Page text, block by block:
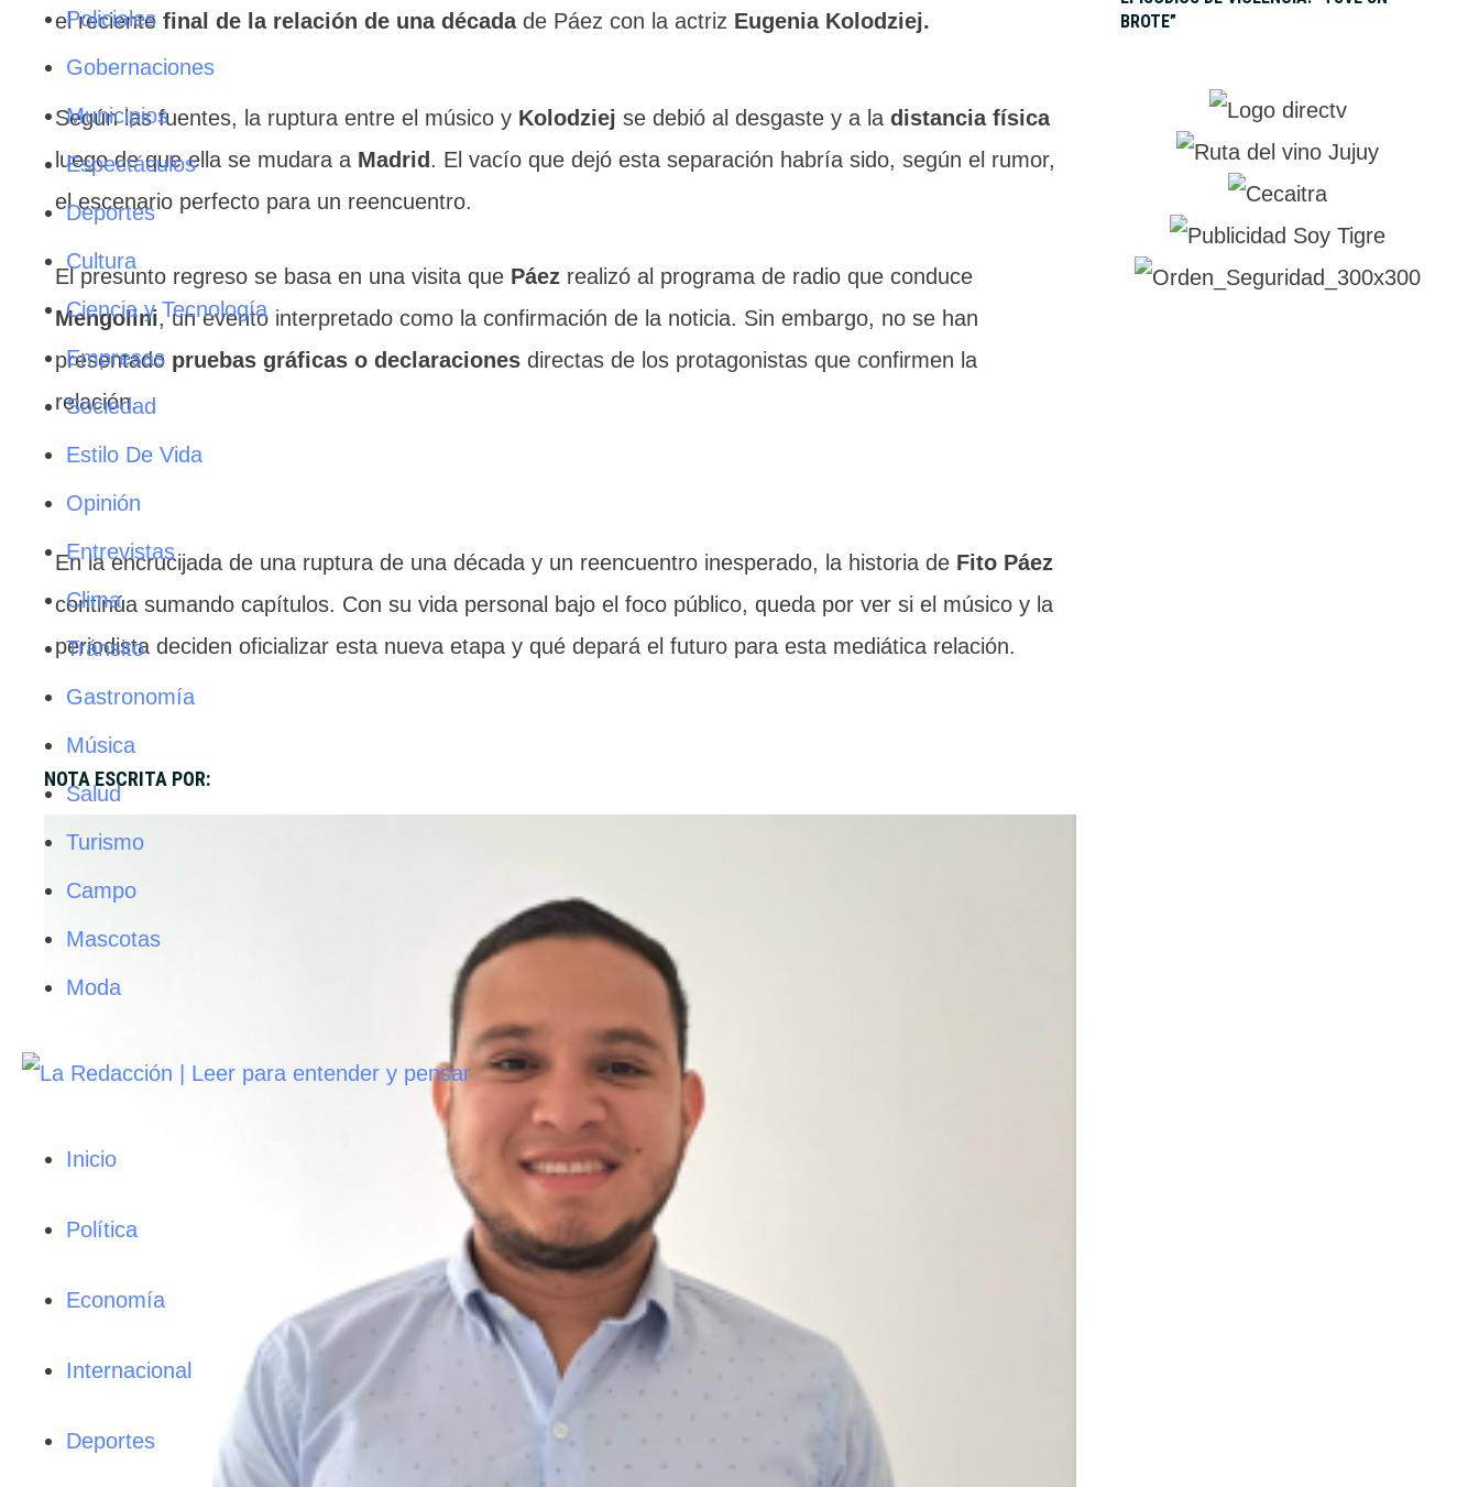
Policiales
Gobernaciones
Municipios
Espectáculos
Deportes
Cultura
Ciencia y Tecnología
Empresas
Sociedad
Estilo De Vida
Opinión
Entrevistas
Clima
Tránsito
Gastronomía
Música
Salud
Turismo
Campo
Mascotas
Moda
Inicio
Política
Economía
Internacional
Deportes
el reciente final de la relación de una décadade Páez con la actriz Eugenia Kolodziej.
Según las fuentes, la ruptura entre el músico y Kolodziej se debió al desgaste y a la distancia física
luego de que ella se mudara a Madrid . El vacío que dejó esta separación habría sido, según el rumor,
el escenario perfecto para un reencuentro.
El presunto regreso se basa en una visita que Páez realizó al programa de radio que conduce
Mengolini, un evento interpretado como la confirmación de la noticia. Sin embargo, no se han
presentado pruebas gráficas o declaraciones directas de los protagonistas que confirmen la
relación.
En la encrucijada de una ruptura de una década y un reencuentro inesperado, la historia de Fito Páez
continúa sumando capítulos. Con su vida personal bajo el foco público, queda por ver si el músico y la
periodista deciden oficializar esta nueva etapa y qué depará el futuro para esta mediática relación.
NOTA ESCRITA POR:
BROTE”